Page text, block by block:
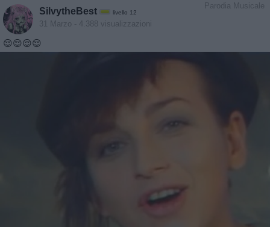
Parodia Musicale
SilvytheBest livello 12
31 Marzo - 4.388 visualizzazioni
😌😌😌😌